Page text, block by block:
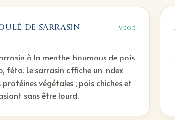
DE SARRASIN VÉGÉ
à la menthe, houmous de pois
féta. Le sarrasin affiche un index
végétales ; pois chiches et
sans être lourd.